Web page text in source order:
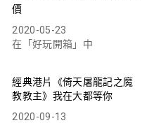
價
2020-05-23
在「好玩開箱」中
經典港片《倚天屠龍記之魔
教教主》我在大都等你
2020-09-13